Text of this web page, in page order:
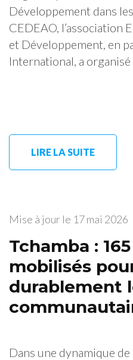
Développement dans
CEDEAO, l’association
et Développement, en
International, a
LIRE LA SUITE
Mise à jour le 17 mai 2026
Tchamba :
mobilisés
durablement
Dans une dynamique